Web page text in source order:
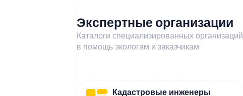
Экспертные организации
Каталоги специализированных организаций
в помощь экологам и заказчикам
Кадастровые инженеры